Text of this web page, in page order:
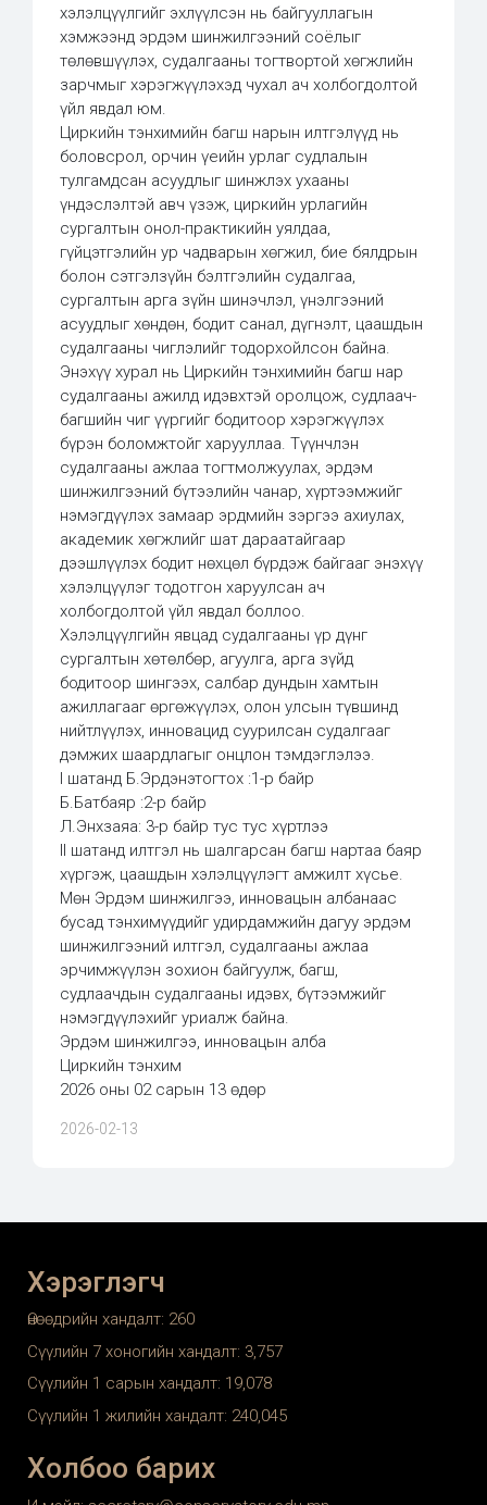
хэлэлцүүлгийг эхлүүлсэн нь байгууллагын
хэмжээнд эрдэм шинжилгээний соёлыг
төлөвшүүлэх, судалгааны тогтвортой хөгжлийн
зарчмыг хэрэгжүүлэхэд чухал ач холбогдолтой
үйл явдал юм.
Циркийн тэнхимийн багш нарын илтгэлүүд нь
боловсрол, орчин үеийн урлаг судлалын
тулгамдсан асуудлыг шинжлэх ухааны
үндэслэлтэй авч үзэж, циркийн урлагийн
сургалтын онол-практикийн уялдаа,
гүйцэтгэлийн ур чадварын хөгжил, бие бялдрын
болон сэтгэлзүйн бэлтгэлийн судалгаа,
сургалтын арга зүйн шинэчлэл, үнэлгээний
асуудлыг хөндөн, бодит санал, дүгнэлт, цаашдын
судалгааны чиглэлийг тодорхойлсон байна.
Энэхүү хурал нь Циркийн тэнхимийн багш нар
судалгааны ажилд идэвхтэй оролцож, судлаач-
багшийн чиг үүргийг бодитоор хэрэгжүүлэх
бүрэн боломжтойг харууллаа. Түүнчлэн
судалгааны ажлаа тогтмолжуулах, эрдэм
шинжилгээний бүтээлийн чанар, хүртээмжийг
нэмэгдүүлэх замаар эрдмийн зэргээ ахиулах,
академик хөгжлийг шат дараатайгаар
дээшлүүлэх бодит нөхцөл бүрдэж байгааг энэхүү
хэлэлцүүлэг тодотгон харуулсан ач
холбогдолтой үйл явдал боллоо.
Хэлэлцүүлгийн явцад судалгааны үр дүнг
сургалтын хөтөлбөр, агуулга, арга зүйд
бодитоор шингээх, салбар дундын хамтын
ажиллагааг өргөжүүлэх, олон улсын түвшинд
нийтлүүлэх, инновацид суурилсан судалгааг
дэмжих шаардлагыг онцлон тэмдэглэлээ.
I шатанд Б.Эрдэнэтогтох :1-р байр
Б.Батбаяр :2-р байр
Л.Энхзаяа: 3-р байр тус тус хүртлээ
II шатанд илтгэл нь шалгарсан багш нартаа баяр
хүргэж, цаашдын хэлэлцүүлэгт амжилт хүсье.
Мөн Эрдэм шинжилгээ, инновацын албанаас
бусад тэнхимүүдийг удирдамжийн дагуу эрдэм
шинжилгээний илтгэл, судалгааны ажлаа
эрчимжүүлэн зохион байгуулж, багш,
судлаачдын судалгааны идэвх, бүтээмжийг
нэмэгдүүлэхийг уриалж байна.
Эрдэм шинжилгээ, инновацын алба
Циркийн тэнхим
2026 оны 02 сарын 13 өдөр
2026-02-13
Хэрэглэгч
Өнөөдрийн хандалт: 260
Сүүлийн 7 хоногийн хандалт: 3,757
Сүүлийн 1 сарын хандалт: 19,078
Сүүлийн 1 жилийн хандалт: 240,045
Холбоо барих